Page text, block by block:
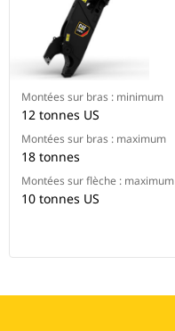
Montées sur bras : minimum
12 tonnes US
Montées sur bras : maximum
18 tonnes
Montées sur flèche : maximum
10 tonnes US